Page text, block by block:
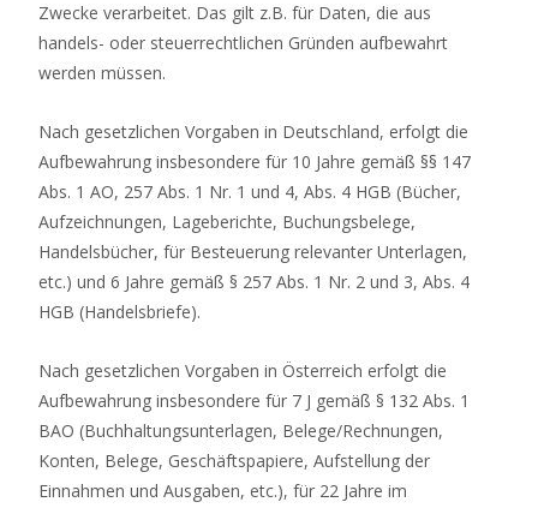
Zwecke verarbeitet. Das gilt z.B. für Daten, die aus
handels- oder steuerrechtlichen Gründen aufbewahrt
werden müssen.
Nach gesetzlichen Vorgaben in Deutschland, erfolgt die
Aufbewahrung insbesondere für 10 Jahre gemäß §§ 147
Abs. 1 AO, 257 Abs. 1 Nr. 1 und 4, Abs. 4 HGB (Bücher,
Aufzeichnungen, Lageberichte, Buchungsbelege,
Handelsbücher, für Besteuerung relevanter Unterlagen,
etc.) und 6 Jahre gemäß § 257 Abs. 1 Nr. 2 und 3, Abs. 4
HGB (Handelsbriefe).
Nach gesetzlichen Vorgaben in Österreich erfolgt die
Aufbewahrung insbesondere für 7 J gemäß § 132 Abs. 1
BAO (Buchhaltungsunterlagen, Belege/Rechnungen,
Konten, Belege, Geschäftspapiere, Aufstellung der
Einnahmen und Ausgaben, etc.), für 22 Jahre im